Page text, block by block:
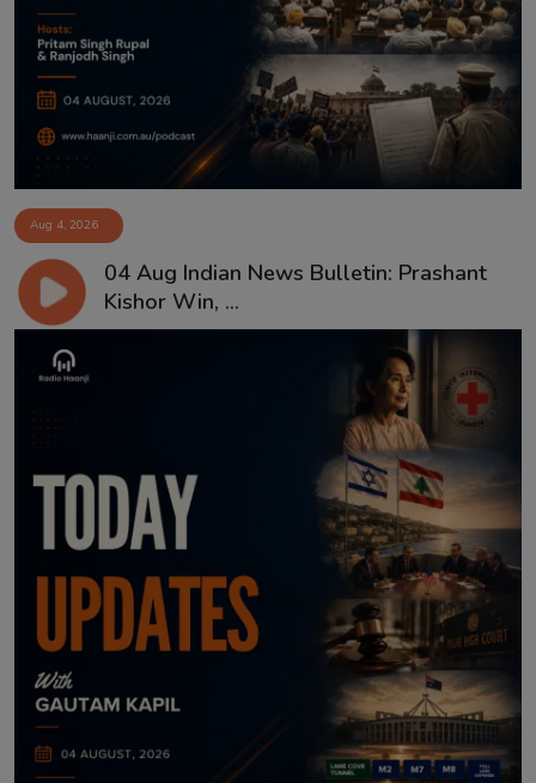
Aug 4, 2026
04 Aug Indian News Bulletin: Prashant
Kishor Win, ...